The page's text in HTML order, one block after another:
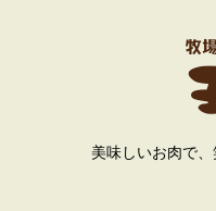
美味しいお肉で